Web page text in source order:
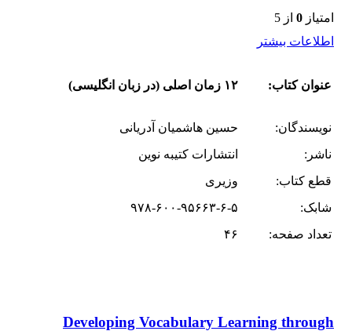
امتیاز 0 از 5
اطلاعات بیشتر
عنوان کتاب: ۱۲ زمان اصلی (در زبان انگلیسی)
نویسندگان:
حسین هاشمیان آدریانی
ناشر:
انتشارات کتیبه نوین
قطع کتاب:
وزیری
شابک:
۹۷۸-۶۰۰-۹۵۶۶۳-۶-۵
تعداد صفحه:
۴۶
Developing Vocabulary Learning through